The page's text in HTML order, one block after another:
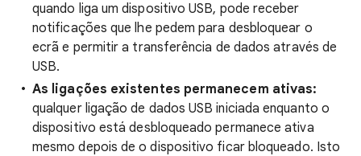
quando liga um dispositivo USB, pode receber
notificações que lhe pedem para desbloquear o
ecrã e permitir a transferência de dados através de
USB.
As ligações existentes permanecem ativas:
qualquer ligação de dados USB iniciada enquanto o
dispositivo está desbloqueado permanece ativa
mesmo depois de o dispositivo ficar bloqueado. Isto